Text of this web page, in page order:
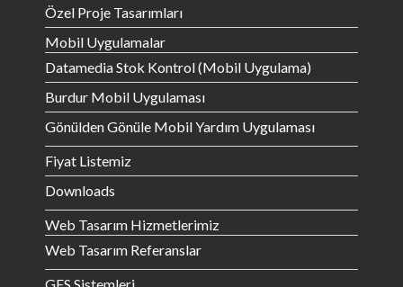
Özel Proje Tasarımları
Mobil Uygulamalar
Datamedia Stok Kontrol (Mobil Uygulama)
Burdur Mobil Uygulaması
Gönülden Gönüle Mobil Yardım Uygulaması
Fiyat Listemiz
Downloads
Web Tasarım Hizmetlerimiz
Web Tasarım Referanslar